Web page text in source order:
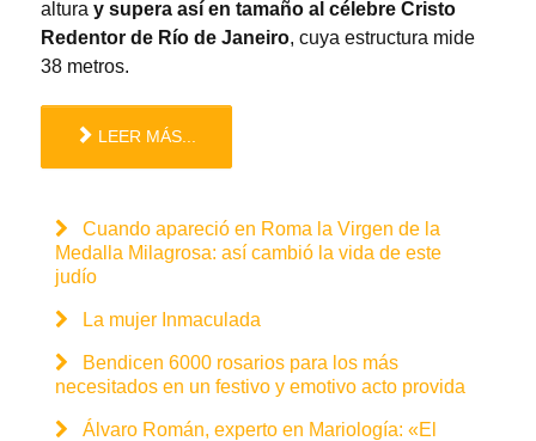
altura y supera así en tamaño al célebre Cristo
Redentor de Río de Janeiro, cuya estructura mide
38 metros.
LEER MÁS...
Cuando apareció en Roma la Virgen de la
Medalla Milagrosa: así cambió la vida de este
judío
La mujer Inmaculada
Bendicen 6000 rosarios para los más
necesitados en un festivo y emotivo acto provida
Álvaro Román, experto en Mariología: «El